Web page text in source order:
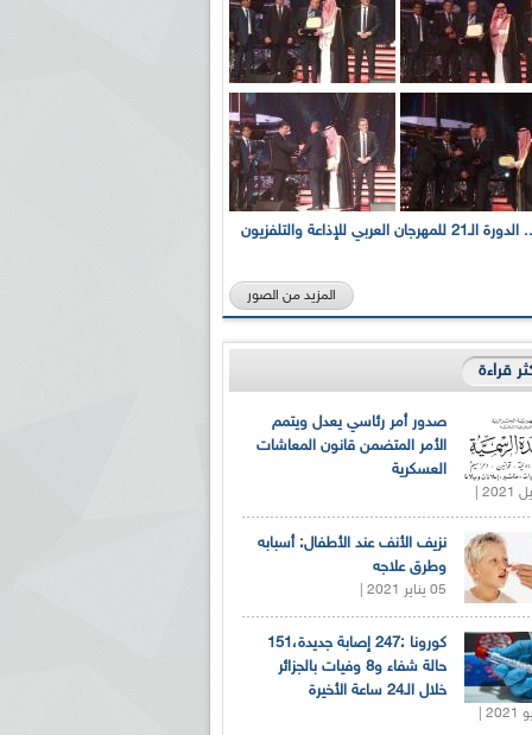
بالصور... الدورة الـ21 للمهرجان العربي للإذاعة والتلفزيون
المزيد من الصور
قراءة
صدور أمر رئاسي يعدل ويتمم
الأمر المتضمن قانون المعاشات
العسكرية
نزيف الأنف عند الأطفال: أسبابه
وطرق علاجه
05 يناير 2021 |
كورونا :247 إصابة جديدة،151
حالة شفاء و8 وفيات بالجزائر
خلال الـ24 ساعة الأخيرة